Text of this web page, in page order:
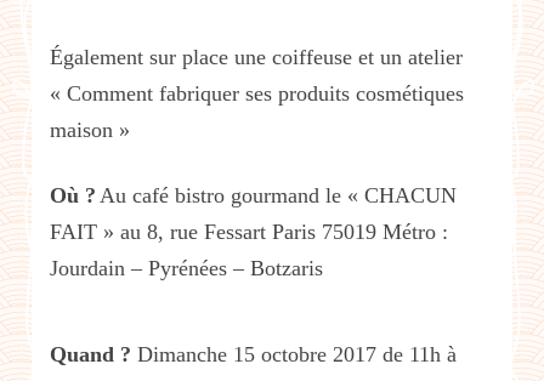
Également sur place une coiffeuse et un atelier
« Comment fabriquer ses produits cosmétiques
maison »
Où ? Au café bistro gourmand le « CHACUN
FAIT » au 8, rue Fessart Paris 75019 Métro :
Jourdain – Pyrénées – Botzaris
Quand ? Dimanche 15 octobre 2017 de 11h à